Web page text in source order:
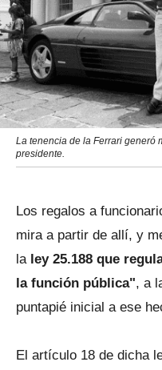
La tenencia de la Ferrari generó
presidente.
Los regalos a
mira a partir de allí, y
la ley 25.188 que
la función pública", a
puntapié inicial a ese
El artículo 18 de dicha